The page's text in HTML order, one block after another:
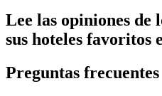
Lee las opiniones de
sus hoteles favoritos
Preguntas frecuentes